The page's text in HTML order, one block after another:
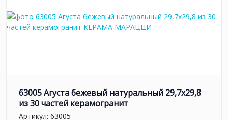
63005 Агуста бежевый натуральный 29,7х29,8
из 30 частей керамогранит
Артикул: 63005